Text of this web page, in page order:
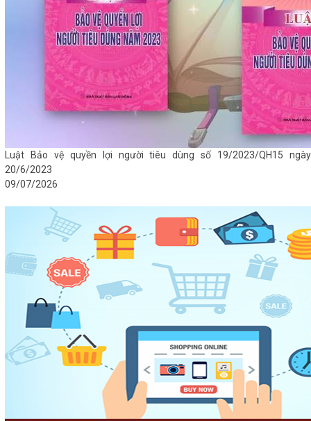
Luật Bảo vệ quyền lợi người tiêu dùng số 19/2023/QH15 ngày
20/6/2023
09/07/2026